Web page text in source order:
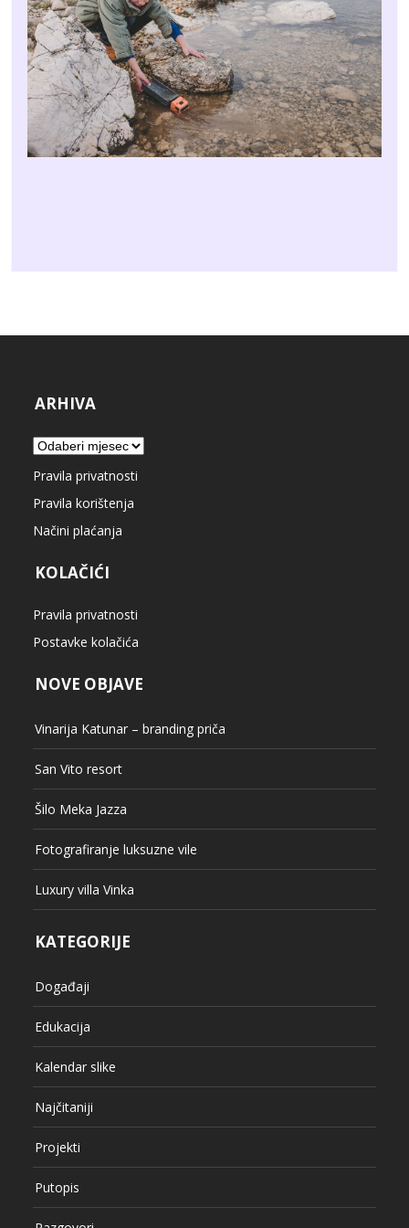
ARHIVA
Arhiva
Pravila privatnosti
Pravila korištenja
Načini plaćanja
KOLAČIĆI
Pravila privatnosti
Postavke kolačića
NOVE OBJAVE
Vinarija Katunar – branding priča
San Vito resort
Šilo Meka Jazza
Fotografiranje luksuzne vile
Luxury villa Vinka
KATEGORIJE
Događaji
Edukacija
Kalendar slike
Najčitaniji
Projekti
Putopis